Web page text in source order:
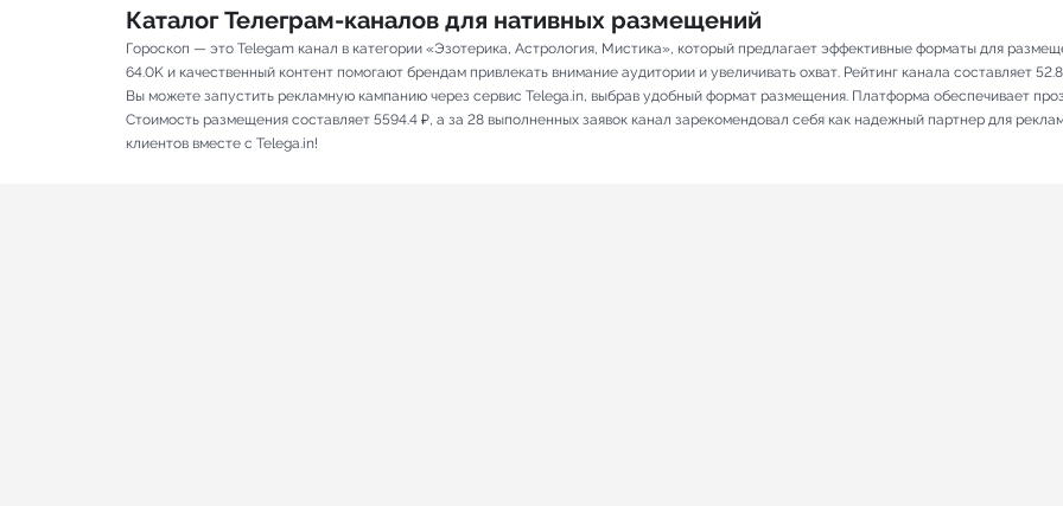
Каталог Телеграм-каналов для нативных размещений
Гороскоп — это Telegam канал в категории «Эзотерика, Астрология, Мистика», который предлагает эффективные форматы для
64.0K и качественный контент помогают брендам привлекать внимание аудитории и увеличивать охват. Рейтинг канала составляет
Вы можете запустить рекламную кампанию через сервис Telega.in, выбрав удобный формат размещения. Платформа обеспечивает
Стоимость размещения составляет 5594.4 ₽, а за 28 выполненных заявок канал зарекомендовал себя как надежный партнер для
клиентов вместе с Telega.in!